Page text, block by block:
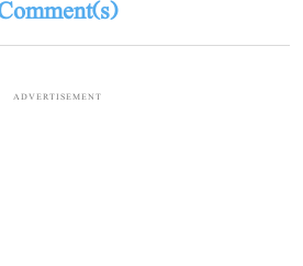
ADVERTISEMENT